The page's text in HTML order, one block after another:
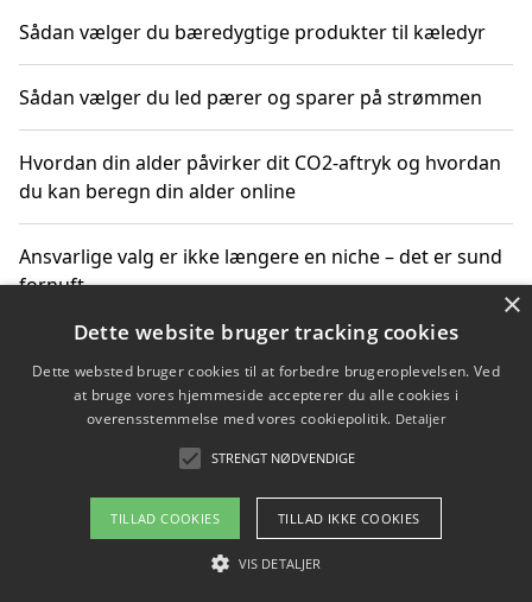
Sådan vælger du bæredygtige produkter til kæledyr
Sådan vælger du led pærer og sparer på strømmen
Hvordan din alder påvirker dit CO2-aftryk og hvordan
du kan beregn din alder online
Ansvarlige valg er ikke længere en niche – det er sund
fornuft
Sådan kan du handle bæredygtigt og bestil med
faktura
Om / kontakt
Blog Betingelser
×
Dette website bruger tracking cookies
Dette websted bruger cookies til at forbedre brugeroplevelsen. Ved
at bruge vores hjemmeside accepterer du alle cookies i
overensstemmelse med vores cookiepolitik. Detaljer
STRENGT NØDVENDIGE
TILLAD COOKIES TILLAD IKKE COOKIES
VIS DETALJER